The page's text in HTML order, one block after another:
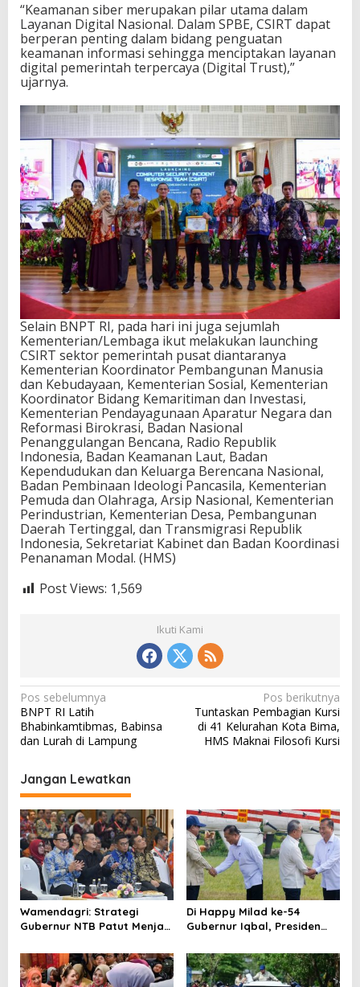
“Keamanan siber merupakan pilar utama dalam
Layanan Digital Nasional. Dalam SPBE, CSIRT dapat
berperan penting dalam bidang penguatan
keamanan informasi sehingga menciptakan layanan
digital pemerintah terpercaya (Digital Trust),”
ujarnya.
Selain BNPT RI, pada hari ini juga sejumlah
Kementerian/Lembaga ikut melakukan launching
CSIRT sektor pemerintah pusat diantaranya
Kementerian Koordinator Pembangunan Manusia
dan Kebudayaan, Kementerian Sosial, Kementerian
Koordinator Bidang Kemaritiman dan Investasi,
Kementerian Pendayagunaan Aparatur Negara dan
Reformasi Birokrasi, Badan Nasional
Penanggulangan Bencana, Radio Republik
Indonesia, Badan Keamanan Laut, Badan
Kependudukan dan Keluarga Berencana Nasional,
Badan Pembinaan Ideologi Pancasila, Kementerian
Pemuda dan Olahraga, Arsip Nasional, Kementerian
Perindustrian, Kementerian Desa, Pembangunan
Daerah Tertinggal, dan Transmigrasi Republik
Indonesia, Sekretariat Kabinet dan Badan Koordinasi
Penanaman Modal. (HMS)
Post Views: 1,569
Ikuti Kami
N
a
v
g
a
s
i
p
o
s
Pos sebelumnya
BNPT RI Latih
Bhabinkamtibmas, Babinsa
dan Lurah di Lampung
Pos berikutnya
Tuntaskan Pembagian Kursi
di 41 Kelurahan Kota Bima,
HMS Maknai Filosofi Kursi
Jangan Lewatkan
Wamendagri: Strategi
Gubernur NTB Patut Menjadi
Indonesia
Di Happy Milad ke-54
Gubernur Iqbal, Presiden